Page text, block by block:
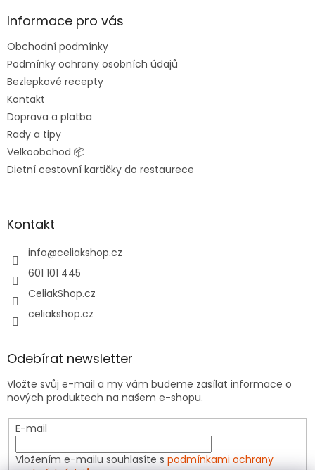
aInformace pro vás
Obchodní podmínky
Podmínky ochrany osobních údajů
Bezlepkové recepty
Kontakt
Doprava a platba
Rady a tipy
Velkoobchod 📦
Dietní cestovní kartičky do restaurece
Kontakt
info@celiakshop.cz
601 101 445
CeliakShop.cz
celiakshop.cz
Odebírat newsletter
Vložte svůj e-mail a my vám budeme zasílat informace o
nových produktech na našem e-shopu.
E-mail
Vložením e-mailu souhlasíte s podmínkami ochrany